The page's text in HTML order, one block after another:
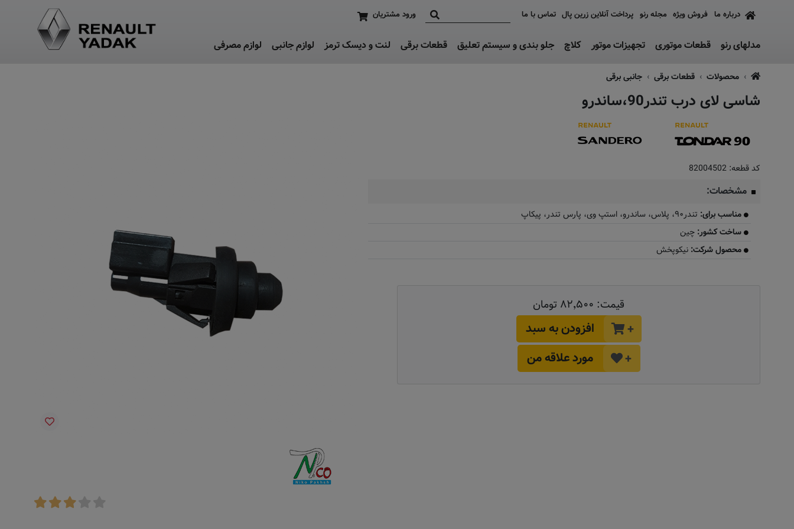
درباره ما فروش ویژه مجله رنو پرداخت آنلاین زرین پال تماس با ما ورود مشتریان
مدلهای رنو قطعات موتوری تجهیزات موتور کلاچ جلو بندی و سیستم تعلیق قطعات برقی لنت و دیسک ترمز لوازم جانبی لوازم مصرفی
محصولات قطعات برقی جانبی برقی
شاسی لای درب تندر90،ساندرو
کد قطعه: 82004502
مشخصات:
مناسب برای: ​تندر۹۰، پلاس، ساندرو، استپ وی، پارس تندر، پیکاپ
ساخت کشور: چین
محصول شرکت: نیکوپخش
قیمت: ۸۲٬۵۰۰ تومان
+
افزودن به سبد
+
مورد علاقه من